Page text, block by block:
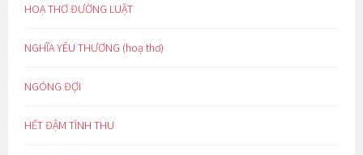
HOẠ THƠ ĐƯỜNG LUẬT
NGHĨA YÊU THƯƠNG (hoạ thơ)
NGÓNG ĐỢI
HẾT ĐẬM TÌNH THU